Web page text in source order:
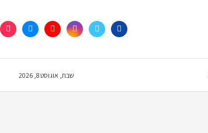
שבת, אוגוסט 8, 2026